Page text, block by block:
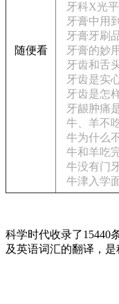
随便看
牙科X光
牙膏中用
牙膏牙刷
牙膏的妙用
牙齿和舌
牙齿是实
牙齿是怎
牙龈肿痛
牛、羊不
牛为什么
牛和羊吃
牛没有门
牛津入学
科学时代收录了15440
及英语词汇的翻译，是